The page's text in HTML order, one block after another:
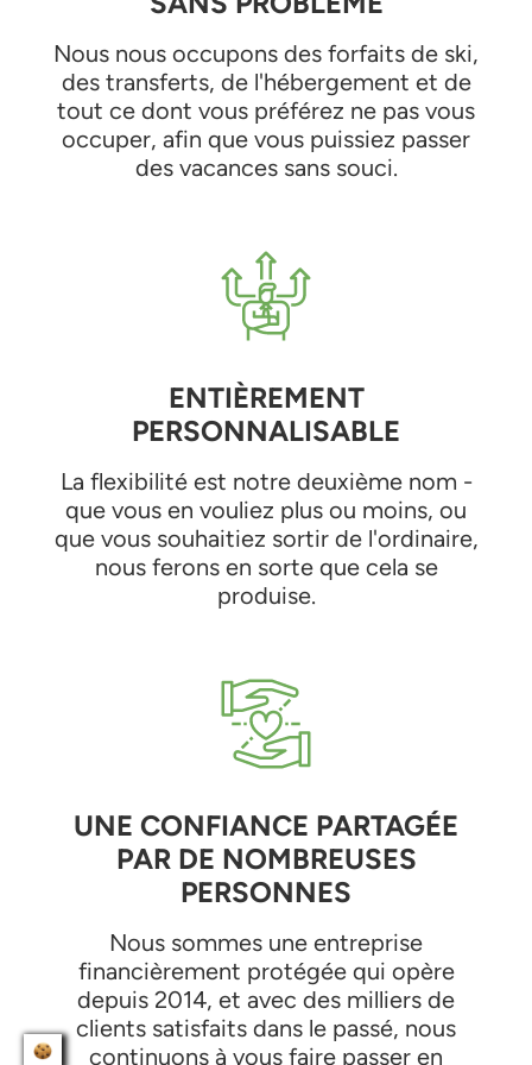
Nous nous occupons des forfaits de ski,
des transferts, de l'hébergement et de
tout ce dont vous préférez ne pas vous
occuper, afin que vous puissiez passer
des vacances sans souci.
ENTIÈREMENT
PERSONNALISABLE
La flexibilité est notre deuxième nom -
que vous en vouliez plus ou moins, ou
que vous souhaitiez sortir de l'ordinaire,
nous ferons en sorte que cela se
produise.
UNE CONFIANCE PARTAGÉE
PAR DE NOMBREUSES
PERSONNES
Nous sommes une entreprise
financièrement protégée qui opère
depuis 2014, et avec des milliers de
clients satisfaits dans le passé, nous
continuons à vous faire passer en